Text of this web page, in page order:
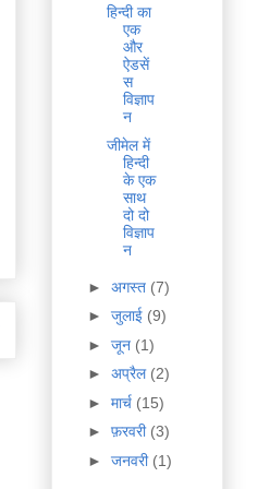
हिन्दी का
एक
और
ऐडसें
स
विज्ञाप
न
जीमेल में
हिन्दी
के एक
साथ
दो दो
विज्ञाप
न
► अगस्त (7)
► जुलाई (9)
► जून (1)
► अप्रैल (2)
► मार्च (15)
► फ़रवरी (3)
► जनवरी (1)